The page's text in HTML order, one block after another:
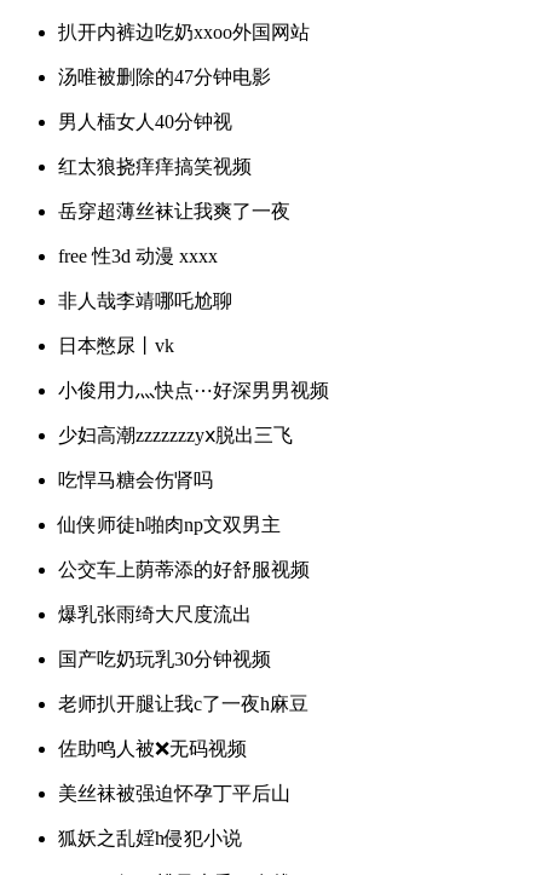
扒开内裤边吃奶xxoo外国网站
汤唯被删除的47分钟电影
男人㮑女人40分钟视
红太狼挠痒痒搞笑视频
岳穿超薄丝袜让我爽了一夜
free 性3d 动漫 xxxx
非人哉李靖哪吒尬聊
日本憋尿丨vk
小俊用力灬快点⋯好深男男视频
少妇高潮zzzzzzzyⅹ脱出三飞
吃悍马糖会伤肾吗
仙侠师徒h啪肉np文双男主
公交车上荫蒂添的好舒服视频
爆乳张雨绮大尺度流出
国产吃奶玩乳30分钟视频
老师扒开腿让我c了一夜h麻豆
佐助鸣人被❌无码视频
美丝袜被强迫怀孕丁平后山
狐妖之乱婬h侵犯小说